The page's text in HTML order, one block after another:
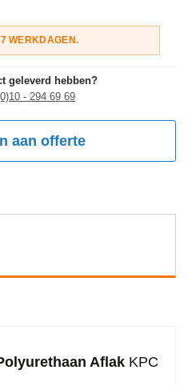
WERKDAGEN.
geleverd hebben?
- 294 69 69
aan offerte
Aflak KPC